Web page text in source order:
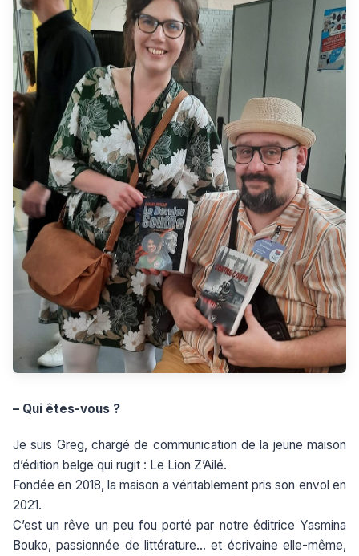
– Qui êtes-vous ?
Je suis Greg, chargé de communication de la jeune maison
d’édition belge qui rugit : Le Lion Z’Ailé.
Fondée en 2018, la maison a véritablement pris son envol en
2021.
C’est un rêve un peu fou porté par notre éditrice Yasmina
Bouko, passionnée de littérature… et écrivaine elle-même,